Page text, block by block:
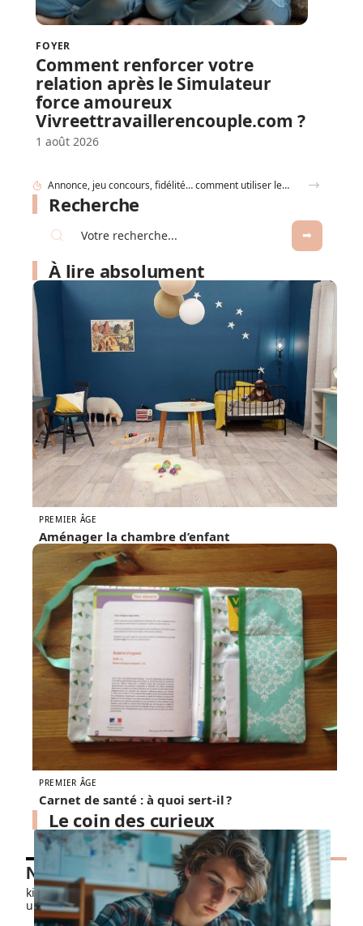
FOYER
Comment renforcer votre
relation après le Simulateur
force amoureux
Vivreettravaillerencouple.com ?
1 août 2026
Recherche
À lire absolument
PREMIER ÂGE
Aménager la chambre d’enfant
PREMIER ÂGE
Carnet de santé : à quoi sert-il ?
Le coin des curieux
Nos petits chouchous
kids-promo.fr
unbrindefil.fr